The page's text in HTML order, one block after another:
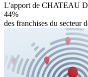
L'apport de CHATEAU
44%
des franchises du secteur